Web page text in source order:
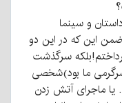
و سینما
این که در این دو
سرگذشت
ما بود)شخصی
یا ماجرای آتش زدن